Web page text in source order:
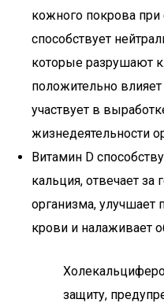
кожного покрова
способствует
которые разрушают
положительно
участвует в
жизнедеятельности
Витамин D
кальция, отвечает
организма, улучшает
крови и налаживает
защиту,